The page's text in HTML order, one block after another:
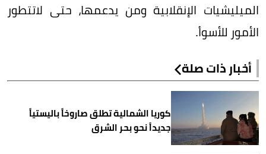
الميليشيات الإنقلابية ومن يدعمها، حتى لاتتطور
الأمور للأسوأ.
أخبار ذات صلة
كوريا الشمالية تطلق صاروخاً باليستياً
جديداً نحو بحر الشرق